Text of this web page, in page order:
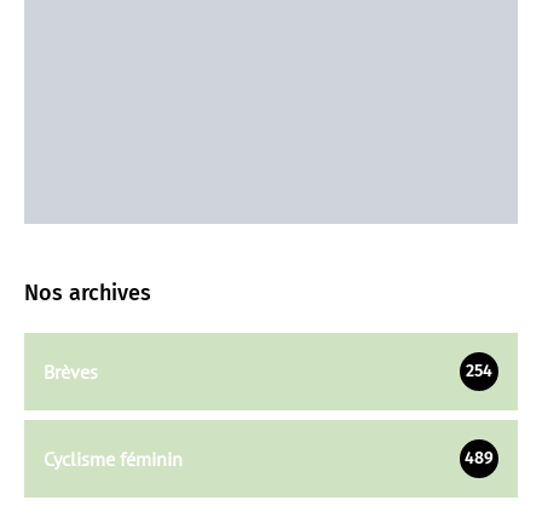
Nos archives
Brèves 254
Cyclisme féminin 489